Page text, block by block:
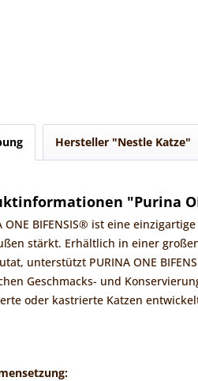
Hersteller "Nestle Katze"
"Purina
ONE BIFENSIS® ist eine
stärkt. Erhältlich in einer
unterstützt PURINA ONE
Geschmacks- und
oder kastrierte Katzen
: